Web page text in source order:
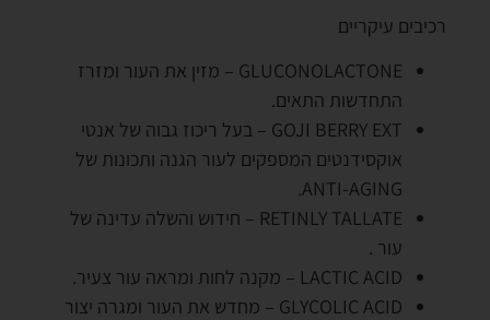
רכיבים עיקריים
GLUCONOLACTONE – מזין את העור ומזרז
התחדשות התאים.
GOJI BERRY EXT – בעל ריכוז גבוה של אנטי
אוקסידנטים המספקים לעור הגנה ותכונות של
ANTI-AGING.
RETINLY TALLATE – חידוש והשלה עדינה של
עור .
LACTIC ACID – מקנה לחות ומראה עור צעיר.
GLYCOLIC ACID – מחדש את העור ומגרה יצור